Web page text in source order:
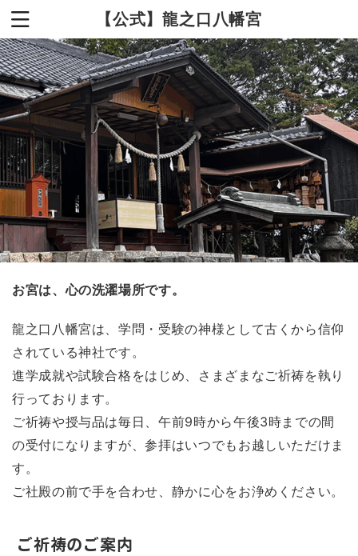
【公式】龍之口八幡宮
お宮は、心の洗濯場所です。
龍之口八幡宮は、学問・受験の神様として古くから信仰
されている神社です。
進学成就や試験合格をはじめ、さまざまなご祈祷を執り
行っております。
ご祈祷や授与品は毎日、午前9時から午後3時までの間
の受付になりますが、参拝はいつでもお越しいただけま
す。
ご社殿の前で手を合わせ、静かに心をお浄めください。
ご祈祷のご案内